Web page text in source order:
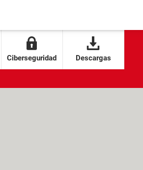
Ciberseguridad Descargas